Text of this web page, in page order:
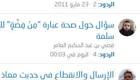
الردود 2 23 مايو 2011
سؤال حول صحة عبارة "مِنْ فِضَّةٍ"
سلمة
قصي بن عبد الحكيم العامر
الردود 4 اليوم في 00:03
الإرسال والانقطاع في حديث